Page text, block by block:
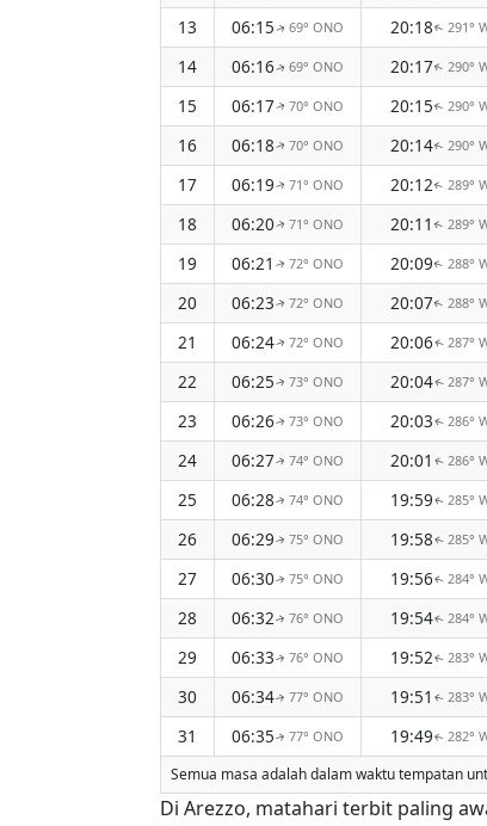
13
06:15↑69° ONO 20:18↑ 291°
14
06:16↑69° ONO 20:17↑ 290°
15
06:17↑70° ONO 20:15↑ 290°
16
06:18↑70° ONO 20:14↑ 290°
17
06:19↑71° ONO 20:12↑ 289°
18
06:20↑71° ONO 20:11 ↑ 289°
19
06:21 ↑72° ONO 20:09↑ 288°
20
06:23↑72° ONO 20:07↑ 288°
21
06:24↑72° ONO 20:06↑ 287°
22
06:25↑73° ONO 20:04↑ 287°
23
06:26↑73° ONO 20:03↑ 286°
24
06:27↑ 74° ONO 20:01 ↑ 286°
25
06:28↑ 74° ONO 19:59↑ 285°
26
06:29↑ 75° ONO 19:58↑ 285°
27
06:30↑ 75° ONO 19:56↑ 284°
28
06:32↑ 76° ONO 19:54↑ 284°
29
06:33↑ 76° ONO 19:52↑ 283°
30
06:34↑ 77° ONO 19:51 ↑ 283°
31
06:35↑ 77° ONO 19:49↑ 282°
Semua masa adalah dalam waktu tempatan
Di Arezzo, matahari terbit paling